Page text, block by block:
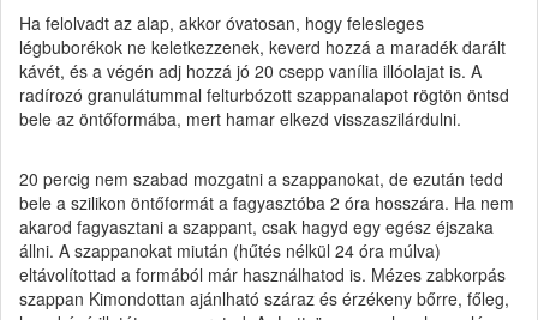
Ha felolvadt az alap, akkor óvatosan, hogy felesleges
légbuborékok ne keletkezzenek, keverd hozzá a maradék darált
kávét, és a végén adj hozzá jó 20 csepp vanília illóolajat is. A
radírozó granulátummal felturbózott szappanalapot rögtön öntsd
bele az öntőformába, mert hamar elkezd visszaszilárdulni.
20 percig nem szabad mozgatni a szappanokat, de ezután tedd
bele a szilikon öntőformát a fagyasztóba 2 óra hosszára. Ha nem
akarod fagyasztani a szappant, csak hagyd egy egész éjszaka
állni. A szappanokat miután (hűtés nélkül 24 óra múlva)
eltávolítottad a formából már használhatod is. Mézes zabkorpás
szappan Kimondottan ajánlható száraz és érzékeny bőrre, főleg,